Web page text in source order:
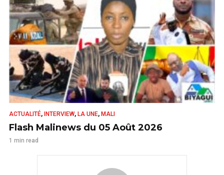
ACTUALITÉ, INTERVIEW, LA UNE, MALI
Flash Malinews du 05 Août 2026
1 min read